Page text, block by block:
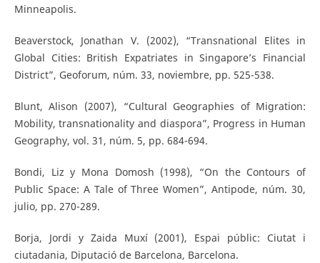
Minneapolis.
Beaverstock, Jonathan V. (2002), “Transnational Elites in
Global Cities: British Expatriates in Singapore’s Financial
District”, Geoforum, núm. 33, noviembre, pp. 525-538.
Blunt, Alison (2007), “Cultural Geographies of Migration:
Mobility, transnationality and diaspora”, Progress in Human
Geography, vol. 31, núm. 5, pp. 684-694.
Bondi, Liz y Mona Domosh (1998), “On the Contours of
Public Space: A Tale of Three Women”, Antipode, núm. 30,
julio, pp. 270-289.
Borja, Jordi y Zaida Muxí (2001), Espai públic: Ciutat i
ciutadania, Diputació de Barcelona, Barcelona.